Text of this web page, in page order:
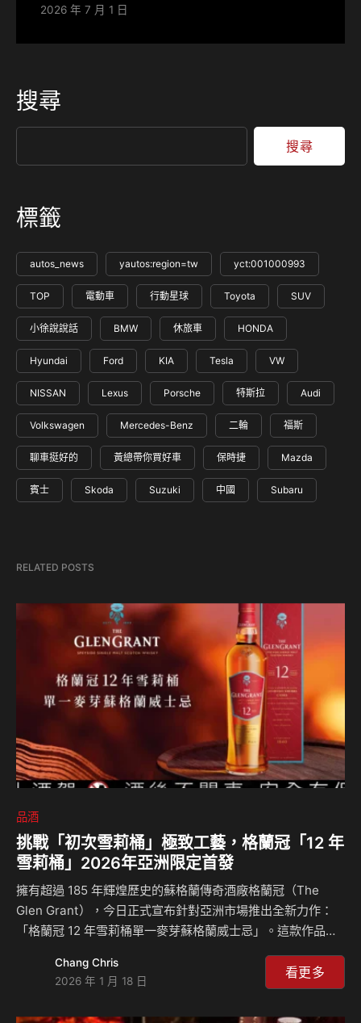
2026 年 7 月 1 日
搜尋
搜尋
標籤
autos_news yautos:region=tw yct:001000993
TOP 電動車 行動星球 Toyota SUV
小徐說說話 BMW 休旅車 HONDA
Hyundai Ford KIA Tesla VW
NISSAN Lexus Porsche 特斯拉 Audi
Volkswagen Mercedes-Benz 二輪 福斯
聊車挺好的 黃總帶你買好車 保時捷 Mazda
賓士 Skoda Suzuki 中國 Subaru
RELATED POSTS
品酒
挑戰「初次雪莉桶」極致工藝，格蘭冠「12 年
雪莉桶」2026年亞洲限定首發
擁有超過 185 年輝煌歷史的蘇格蘭傳奇酒廠格蘭冠（The
Glen Grant），今日正式宣布針對亞洲市場推出全新力作：
「格蘭冠 12 年雪莉桶單一麥芽蘇格蘭威士忌」。這款作品以
fill）Oloroso 雪莉桶二次熟成工藝，預計於 2026 年初在台
灣、日本、南韓與中國同步登場，為亞洲威士忌愛好者帶來一
Chang Chris
2026 年 1 月 18 日
看更多